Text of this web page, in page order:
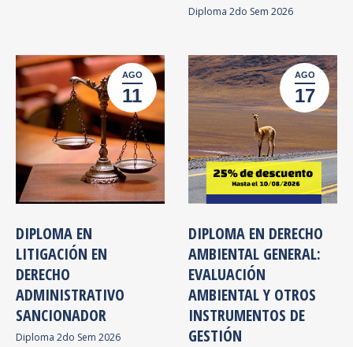
Diploma 2do Sem 2026
AGO
11
DIPLOMA EN
LITIGACIÓN EN
DERECHO
ADMINISTRATIVO
SANCIONADOR
Diploma 2do Sem 2026
AGO
17
DIPLOMA EN DERECHO
AMBIENTAL GENERAL:
EVALUACIÓN
AMBIENTAL Y OTROS
INSTRUMENTOS DE
GESTIÓN